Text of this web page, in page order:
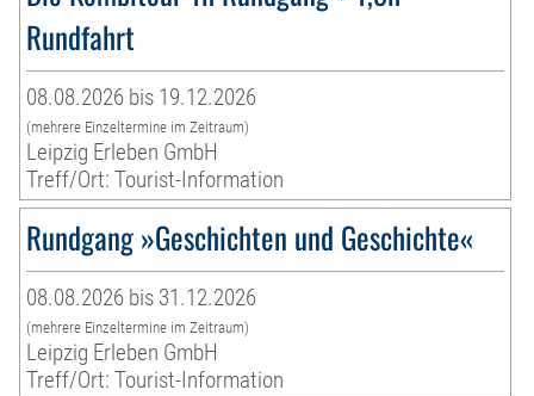
Rundfahrt
08.08.2026 bis 19.12.2026
(mehrere Einzeltermine im Zeitraum)
Leipzig Erleben GmbH
Treff/Ort: Tourist-Information
Rundgang »Geschichten und Geschichte«
08.08.2026 bis 31.12.2026
(mehrere Einzeltermine im Zeitraum)
Leipzig Erleben GmbH
Treff/Ort: Tourist-Information